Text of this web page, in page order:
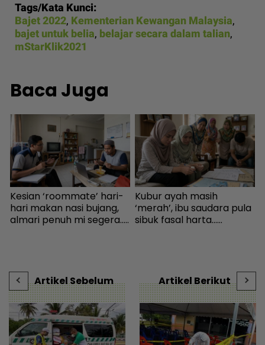
Tags/Kata Kunci:
Bajet 2022, Kementerian Kewangan Malaysia,
bajet untuk belia, belajar secara dalam talian,
mStarKlik2021
Baca Juga
Kubur ayah masih
‘merah’, ibu saudara pula
sibuk fasal harta...
Perdaya jual tanah, Datuk
Red diperintah bayar
RM1.57 juta kepada 17
Artikel Sebelum
Artikel Berikut